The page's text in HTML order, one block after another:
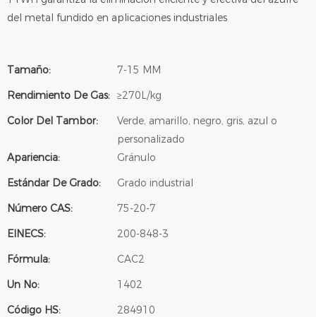
del metal fundido en aplicaciones industriales
Tamaño:
7-15 MM
Rendimiento De Gas: ≥270L/kg
Color Del Tambor:
Verde, amarillo, negro, gris, azul o
personalizado
Apariencia:
Gránulo
Estándar De Grado:
Grado industrial
Número CAS:
75-20-7
EINECS:
200-848-3
Fórmula:
CAC2
Un No:
1402
Código HS:
284910